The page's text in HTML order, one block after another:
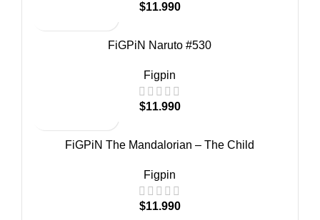
$11.990
FiGPiN Naruto #530
Figpin
$11.990
FiGPiN The Mandalorian – The Child
Figpin
$11.990